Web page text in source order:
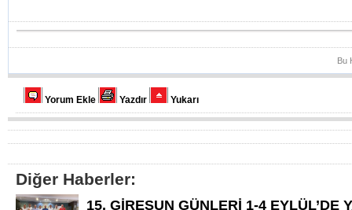
Bu
Yorum Ekle Yazdır Yukarı
Diğer Haberler:
15. GİRESUN GÜNLERİ 1-4 EYLÜL’DE